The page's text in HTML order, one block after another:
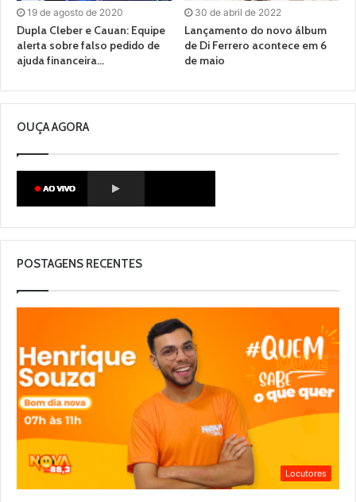
19 de agosto de 2020
Dupla Cleber e Cauan: Equipe
alerta sobre falso pedido de
ajuda financeira…
30 de abril de 2022
Lançamento do novo álbum
de Di Ferrero acontece em 6
de maio
OUÇA AGORA
POSTAGENS RECENTES
Locutores